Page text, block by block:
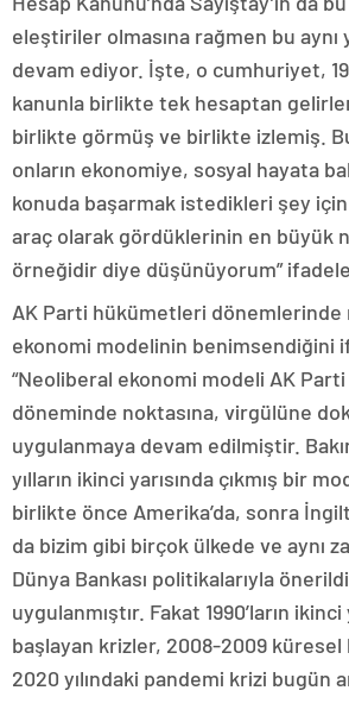
eleştiriler olmasına rağmen bu aynı
devam ediyor. İşte, o cumhuriyet,
kanunla birlikte tek hesaptan
birlikte görmüş ve birlikte izlemiş.
onların ekonomiye, sosyal hayata
konuda başarmak istedikleri şey
araç olarak gördüklerinin en büyük
örneğidir diye düşünüyorum”
AK Parti hükümetleri dönemlerinde
ekonomi modelinin benimsendiğini
“Neoliberal ekonomi modeli AK
döneminde noktasına, virgülüne
uygulanmaya devam edilmiştir.
yılların ikinci yarısında çıkmış bir
birlikte önce Amerika’da, sonra
da bizim gibi birçok ülkede ve aynı
Dünya Bankası politikalarıyla
uygulanmıştır. Fakat 1990’ların
başlayan krizler, 2008-2009 küresel
2020 yılındaki pandemi krizi bugün